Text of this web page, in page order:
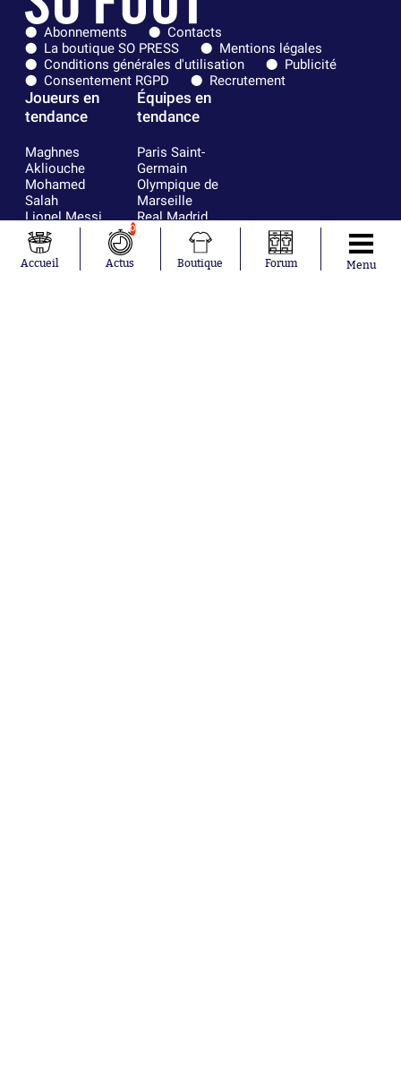
Abonnements
Contacts
La boutique SO PRESS
Mentions légales
Conditions générales d'utilisation
Publicité
Consentement RGPD
Recrutement
Joueurs en
tendance
Maghnes
Akliouche
Mohamed
Salah
Lionel Messi
Ferrán Torres
Kilian Corredor
Franco
Équipes en
tendance
Paris Saint-
Germain
Olympique de
Marseille
Real Madrid
Olympique
lyonnais
Accueil
0
Actus Boutique Forum Menu